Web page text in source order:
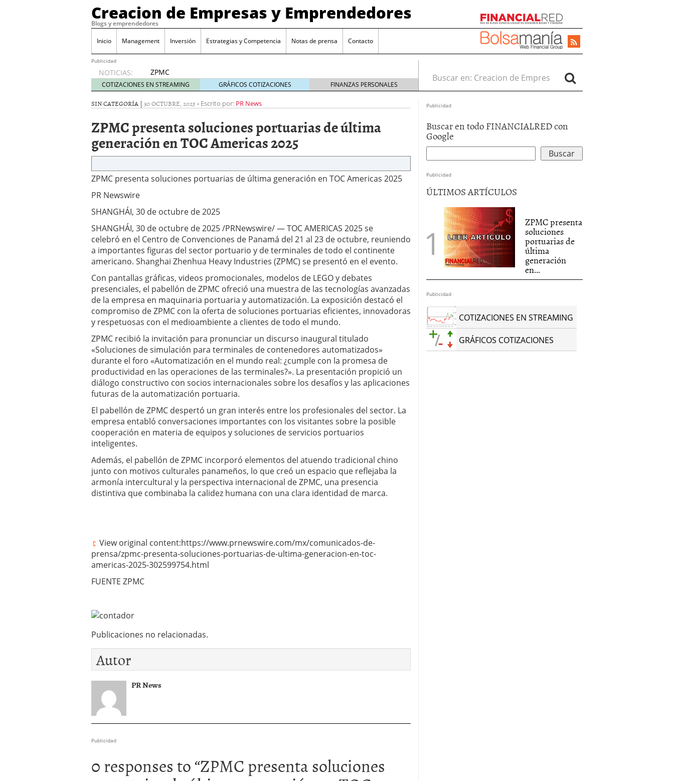
Creacion de Empresas y Emprendedores
Blogs y emprendedores
Inicio Management Inversión Estrategias y Competencia Notas de prensa Contacto
Publicidad
NOTICIAS:
ZPMC
presenta
soluciones
portuarias
generación
en TOC
2025/10/30
COTIZACIONES EN STREAMING GRÁFICOS COTIZACIONES FINANZAS PERSONALES
Buscar en:
SIN CATEGORÍA | 30 OCTUBRE, 2025 - Escrito por: PR News
ZPMC presenta soluciones portuarias de última
generación en TOC Americas 2025
ZPMC presenta soluciones portuarias de última generación en TOC Americas 2025
PR Newswire
SHANGHÁI, 30 de octubre de 2025
SHANGHÁI, 30 de octubre de 2025 /PRNewswire/ — TOC AMERICAS 2025 se
celebró en el Centro de Convenciones de Panamá del 21 al 23 de octubre, reuniendo
a importantes figuras del sector portuario y de terminales de todo el continente
americano. Shanghai Zhenhua Heavy Industries (ZPMC) se presentó en el evento.
Con pantallas gráficas, videos promocionales, modelos de LEGO y debates
presenciales, el pabellón de ZPMC ofreció una muestra de las tecnologías avanzadas
de la empresa en maquinaria portuaria y automatización. La exposición destacó el
compromiso de ZPMC con la oferta de soluciones portuarias eficientes, innovadoras
y respetuosas con el medioambiente a clientes de todo el mundo.
ZPMC recibió la invitación para pronunciar un discurso inaugural titulado
«Soluciones de simulación para terminales de contenedores automatizados»
durante el foro «Automatización en el mundo real: ¿cumple con la promesa de
productividad en las operaciones de las terminales?». La presentación propició un
diálogo constructivo con socios internacionales sobre los desafíos y las aplicaciones
futuras de la automatización portuaria.
El pabellón de ZPMC despertó un gran interés entre los profesionales del sector. La
empresa entabló conversaciones importantes con los visitantes sobre la posible
cooperación en materia de equipos y soluciones de servicios portuarios
inteligentes.
Además, el pabellón de ZPMC incorporó elementos del atuendo tradicional chino
junto con motivos culturales panameños, lo que creó un espacio que reflejaba la
armonía intercultural y la perspectiva internacional de ZPMC, una presencia
distintiva que combinaba la calidez humana con una clara identidad de marca.
View original content:https://www.prnewswire.com/mx/comunicados-de-
prensa/zpmc-presenta-soluciones-portuarias-de-ultima-generacion-en-toc-
americas-2025-302599754.html
FUENTE ZPMC
Publicaciones no relacionadas.
Autor
PR News
Publicidad
0 responses to “ZPMC presenta soluciones
Publicidad
Buscar en todo FINANCIALRED con
Google
Publicidad
ÚLTIMOS ARTÍCULOS
ZPMC presenta
soluciones
portuarias de
última
generación
en...
Publicidad
COTIZACIONES EN STREAMING
GRÁFICOS COTIZACIONES